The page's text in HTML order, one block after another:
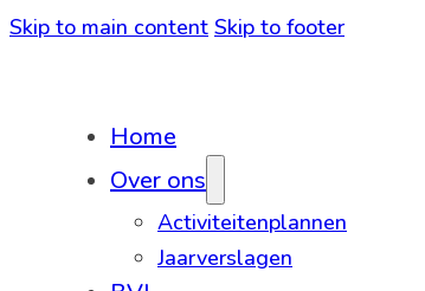
Skip to main content Skip to footer
Home
Over ons
Activiteitenplannen
Jaarverslagen